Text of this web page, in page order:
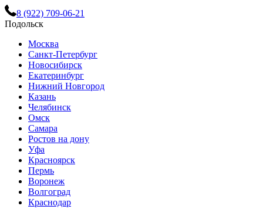
8 (922) 709-06-21
Подольск
Москва
Санкт-Петербург
Новосибирск
Екатеринбург
Нижний Новгород
Казань
Челябинск
Омск
Самара
Ростов на дону
Уфа
Красноярск
Пермь
Воронеж
Волгоград
Краснодар